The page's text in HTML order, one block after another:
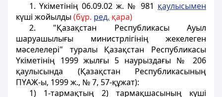
1. Үкіметінің 06.09.02 ж. № 981 қаулысымен
күші жойылды(бұр. ред. қара)
2. "Қазақстан Республикасы Ауыл
шаруашылығы министрлігінiң жекелеген
мәселелерi" туралы Қазақстан Республикасы
Yкіметінiң 1999 жылғы 5 наурыздағы № 206
қаулысында (Қазақстан Республикасының
ПYАЖ-ы, 1999 ж., № 7, 57-құжат):
1) 1-тармақтың 2) тармақшасының күшi